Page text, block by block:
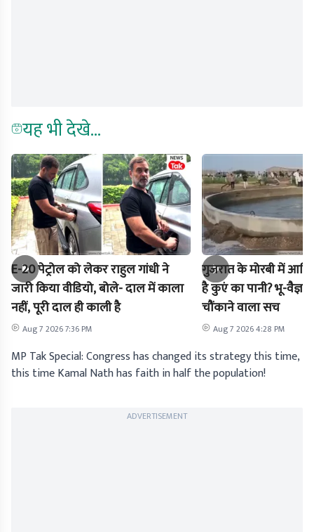
यह भी देखे...
E-20 पेट्रोल को लेकर राहुल गांधी ने
जारी किया वीडियो, बोले- दाल में काला
नहीं, पूरी दाल ही काली है
Aug 7 2026 7:36 PM
गुजरात के मोरबी में
है कुएं का पानी? भू-
चौंकाने वाला सच
Aug 7 2026 4:28 PM
MP Tak Special: Congress has changed its strategy this time,
this time Kamal Nath has faith in half the population!
ADVERTISEMENT